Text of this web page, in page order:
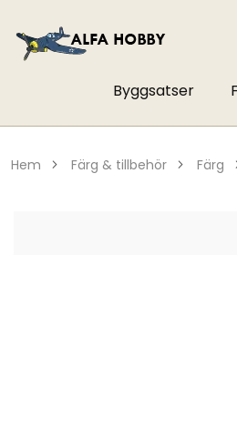
Byggsatser
hem färg & tillbehör färg